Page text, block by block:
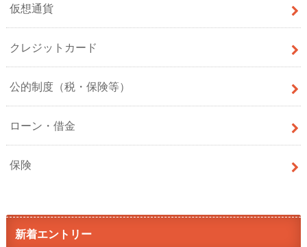
仮想通貨
クレジットカード
公的制度（税・保険等）
ローン・借金
保険
新着エントリー